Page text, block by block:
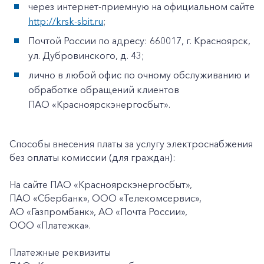
через интернет-приемную на официальном сайте
http://krsk-sbit.ru;
Почтой России по адресу: 660017, г. Красноярск,
ул. Дубровинского, д. 43;
лично в любой офис по очному обслуживанию и
обработке обращений клиентов
ПАО «Красноярскэнергосбыт».
Способы внесения платы за услугу электроснабжения
без оплаты комиссии (для граждан):
На сайте ПАО «Красноярскэнергосбыт»,
ПАО «Сбербанк», ООО «Телекомсервис»,
АО «Газпромбанк», АО «Почта России»,
ООО «Платежка».
Платежные реквизиты